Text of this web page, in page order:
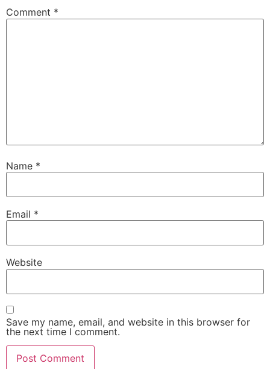
Comment *
Name *
Email *
Website
Save my name, email, and website in this browser for
the next time I comment.